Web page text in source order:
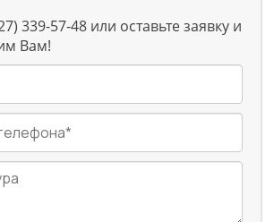
339-57-48 или оставьте заявку и
Вам!